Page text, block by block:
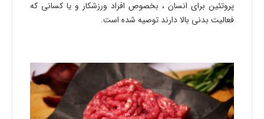
پروتئین برای انسان ، بخصوص افراد ورزشکار و یا کسانی که
فعالیت بدنی بالا دارند توصیه شده است.